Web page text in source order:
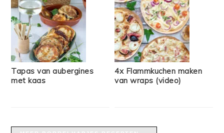
Tapas van aubergines
met kaas
4x Flammkuchen maken
van wraps (video)